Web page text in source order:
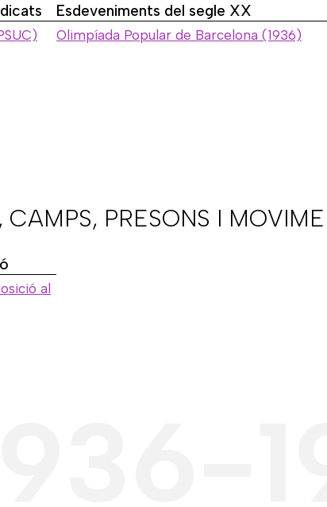
Esdeveniments del segle XX
Olimpíada Popular de Barcelona (1936)
CAMPS, PRESONS I
al